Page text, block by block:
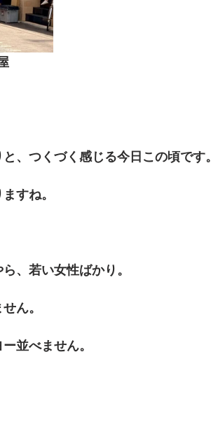
、つくづく感じる今日この頃です。
すね。
、若い女性ばかり。
ん。
並べません。